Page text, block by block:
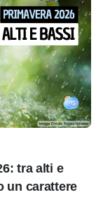
tra alti e
un carattere